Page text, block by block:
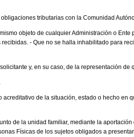
tributarias con la Comunidad
objeto de cualquier Administración o Ente
- Que no se halla inhabilitado para
y, en su caso, de la representación de
de la situación, estado o hecho en
de la unidad familiar, mediante la
Físicas de los sujetos obligados a